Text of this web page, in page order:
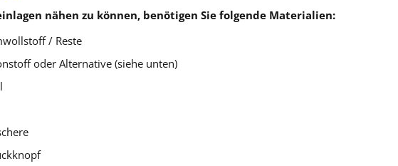
nähen zu können, benötigen Sie folgende Materialien:
/ Reste
oder Alternative (siehe unten)